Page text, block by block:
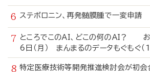
ステボロニン、再発髄膜腫で一変申請
ところでこのAI、どこの何のAI？
6日（月） まんまるのデータもぐもぐ（
特定医療技術等開発推進検討会が初